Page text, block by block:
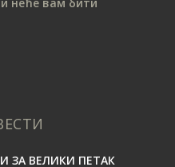
ЗА ВЕЛИКИ ПЕТАК